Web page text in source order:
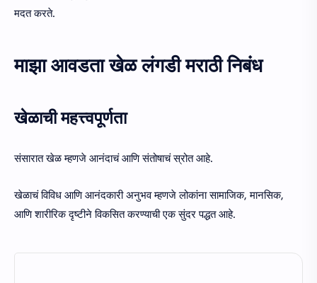
मदत करते.
माझा आवडता खेळ लंगडी मराठी निबंध
खेळाची महत्त्वपूर्णता
संसारात खेळ म्हणजे आनंदाचं आणि संतोषाचं स्रोत आहे.
खेळाचं विविध आणि आनंदकारी अनुभव म्हणजे लोकांना सामाजिक, मानसिक,
आणि शारीरिक दृष्टीने विकसित करण्याची एक सुंदर पद्धत आहे.